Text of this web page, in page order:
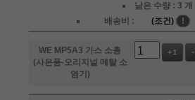
남은 수량 :3 개
배송비 :
(조건) !
WE MP5A3 가스 소총
(사은품-오리지널 메탈 소
염기)
+1